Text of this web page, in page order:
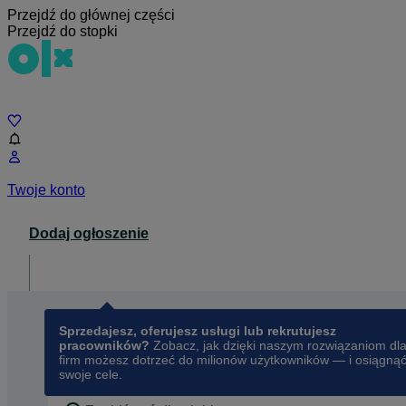
Przejdź do głównej części
Przejdź do stopki
Twoje konto
Dodaj ogłoszenie
Sprzedajesz, oferujesz usługi lub rekrutujesz
pracowników? Zobacz, jak dzięki naszym rozwiązaniom dla
firm możesz dotrzeć do milionów użytkowników — i osiągnąć
swoje cele.